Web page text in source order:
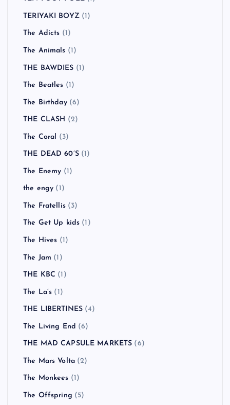
TERIYAKI BOYZ(1)
The Adicts (1)
The Animals (1)
THE BAWDIES (1)
The Beatles (1)
The Birthday(6)
THE CLASH (2)
The Coral (3)
THE DEAD 60’S(1)
The Enemy (1)
the engy (1)
The Fratellis(3)
The Get Up kids (1)
The Hives (1)
The Jam (1)
THE KBC (1)
The La’s (1)
THE LIBERTINES (4)
The Living End (6)
THE MAD CAPSULE MARKETS (6)
The Mars Volta (2)
The Monkees (1)
The Offspring (5)